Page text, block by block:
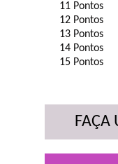
11 Pontos
12 Pontos
13 Pontos
14 Pontos
15 Pontos
FAÇA